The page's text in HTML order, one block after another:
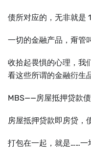
债所对应的，无非就是
一切的金融产品，甭管
收拾起畏惧的心理，我
看这些所谓的金融衍生
MBS——房屋抵押贷款债
房屋抵押贷款即房贷，
打包在一起，就是……一